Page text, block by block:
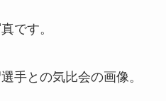
です。
手との気比会の画像。